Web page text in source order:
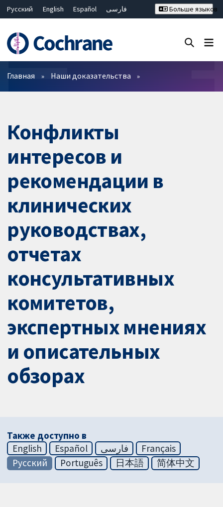
Русский English Español
فارسی
Bahasa Malaysia
ไทย
繁體中文
简体中文
Больше языков
Фильтры
Главная Наши доказательства
Конфликты
интересов и
рекомендации в
клинических
руководствах,
отчетах
консультативных
комитетов,
экспертных мнениях
и описательных
обзорах
Также доступно в
English
Español فارسی
Français
Русский
Português 日本語 简体中文